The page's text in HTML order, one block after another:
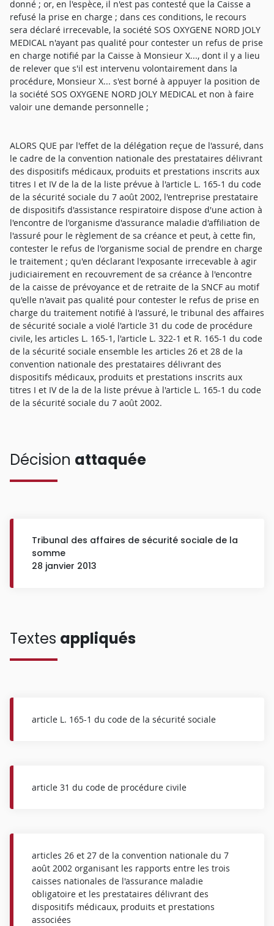
donné ; or, en l'espèce, il n'est pas contesté que la Caisse a
refusé la prise en charge ; dans ces conditions, le recours
sera déclaré irrecevable, la société SOS OXYGENE NORD JOLY
MEDICAL n'ayant pas qualité pour contester un refus de prise
en charge notifié par la Caisse à Monsieur X..., dont il y a lieu
de relever que s'il est intervenu volontairement dans la
procédure, Monsieur X... s'est borné à appuyer la position de
la société SOS OXYGENE NORD JOLY MEDICAL et non à faire
valoir une demande personnelle ;
ALORS QUE par l'effet de la délégation reçue de l'assuré, dans
le cadre de la convention nationale des prestataires délivrant
des dispositifs médicaux, produits et prestations inscrits aux
titres I et IV de la de la liste prévue à l'article L. 165-1 du code
de la sécurité sociale du 7 août 2002, l'entreprise prestataire
de dispositifs d'assistance respiratoire dispose d'une action à
l'encontre de l'organisme d'assurance maladie d'affiliation de
l'assuré pour le règlement de sa créance et peut, à cette fin,
contester le refus de l'organisme social de prendre en charge
le traitement ; qu'en déclarant l'exposante irrecevable à agir
judiciairement en recouvrement de sa créance à l'encontre
de la caisse de prévoyance et de retraite de la SNCF au motif
qu'elle n'avait pas qualité pour contester le refus de prise en
charge du traitement notifié à l'assuré, le tribunal des affaires
de sécurité sociale a violé l'article 31 du code de procédure
civile, les articles L. 165-1, l'article L. 322-1 et R. 165-1 du code
de la sécurité sociale ensemble les articles 26 et 28 de la
convention nationale des prestataires délivrant des
dispositifs médicaux, produits et prestations inscrits aux
titres I et IV de la de la liste prévue à l'article L. 165-1 du code
de la sécurité sociale du 7 août 2002.
Décision attaquée
Tribunal des affaires de sécurité sociale de la
somme
28 janvier 2013
Textes appliqués
article L. 165-1 du code de la sécurité sociale
article 31 du code de procédure civile
articles 26 et 27 de la convention nationale du 7
août 2002 organisant les rapports entre les trois
caisses nationales de l'assurance maladie
obligatoire et les prestataires délivrant des
dispositifs médicaux, produits et prestations
associées